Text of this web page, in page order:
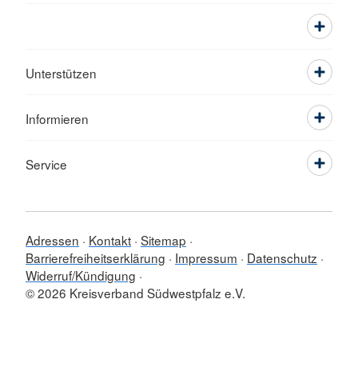
Unterstützen
Informieren
Service
Adressen Kontakt Sitemap
Barrierefreiheitserklärung
Impressum
Datenschutz
Widerruf/Kündigung
© 2026 Kreisverband Südwestpfalz e.V.